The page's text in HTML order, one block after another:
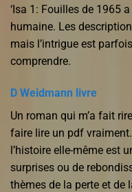
‘Isa 1: Fouilles de 1965
humaine. Les
mais l’intrigue est
comprendre.
D Weidmann livre
Un roman qui m’a fait
faire lire un pdf
l’histoire elle-même est
surprises ou de
thèmes de la perte et